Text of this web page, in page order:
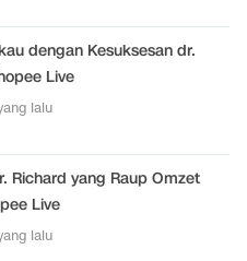
dengan Kesuksesan dr.
Live
lalu
Richard yang Raup Omzet
Live
lalu